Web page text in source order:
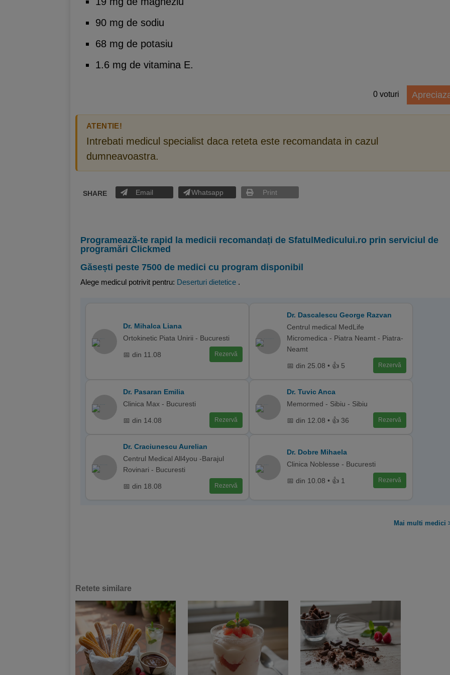
90 mg de sodiu
68 mg de potasiu
1.6 mg de vitamina E.
0 voturi
ATENTIE!
Intrebati medicul specialist daca reteta este recomandata in cazul
dumneavoastra.
SHARE Email Whatsapp Print
Programează-te rapid la medicii recomandați de SfatulMedicului.ro prin serviciul de
programări Clickmed
Găsești peste 7500 de medici cu program disponibil
Alege medicul potrivit pentru: Deserturi dietetice .
Dr. Mihalca Liana
Ortokinetic Piata Unirii - Bucuresti
📅 din 11.08 Rezervă
Dr. Dascalescu George Razvan
Centrul medical MedLife
Micromedica - Piatra Neamt - Piatra-
Neamt
📅 din 25.08 • 👍 5 Rezervă
Dr. Pasaran Emilia
Clinica Max - Bucuresti
📅 din 14.08 Rezervă
Dr. Tuvic Anca
Memormed - Sibiu - Sibiu
📅 din 12.08 • 👍 36 Rezervă
Dr. Craciunescu Aurelian
Centrul Medical All4you -Barajul
Rovinari - Bucuresti
📅 din 18.08 Rezervă
Dr. Dobre Mihaela
Clinica Noblesse - Bucuresti
📅 din 10.08 • 👍 1 Rezervă
Mai multi medici
Retete similare